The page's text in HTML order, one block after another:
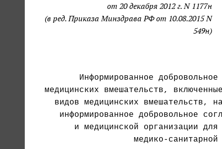
от 20 декабря 2012 г. N 1177н
(в ред. Приказа Минздрава РФ от 10.08.2015 N
549н)
видов медицинских вмешательств,
информированное добровольное
и медицинской организации для
медико-санитарной